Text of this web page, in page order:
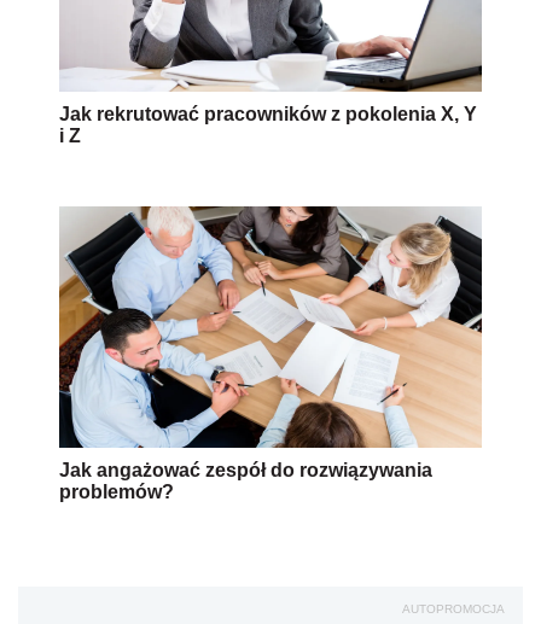
Jak rekrutować pracowników z pokolenia X, Y
i Z
Jak angażować zespół do rozwiązywania
problemów?
AUTOPROMOCJA